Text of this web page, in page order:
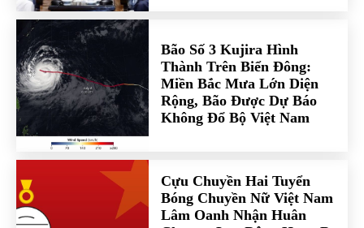
Bão Số 3 Kujira Hình
Thành Trên Biển Đông:
Miền Bắc Mưa Lớn Diện
Rộng, Bão Được Dự Báo
Không Đổ Bộ Việt Nam
Cựu Chuyền Hai Tuyển
Bóng Chuyền Nữ Việt Nam
Lâm Oanh Nhận Huân